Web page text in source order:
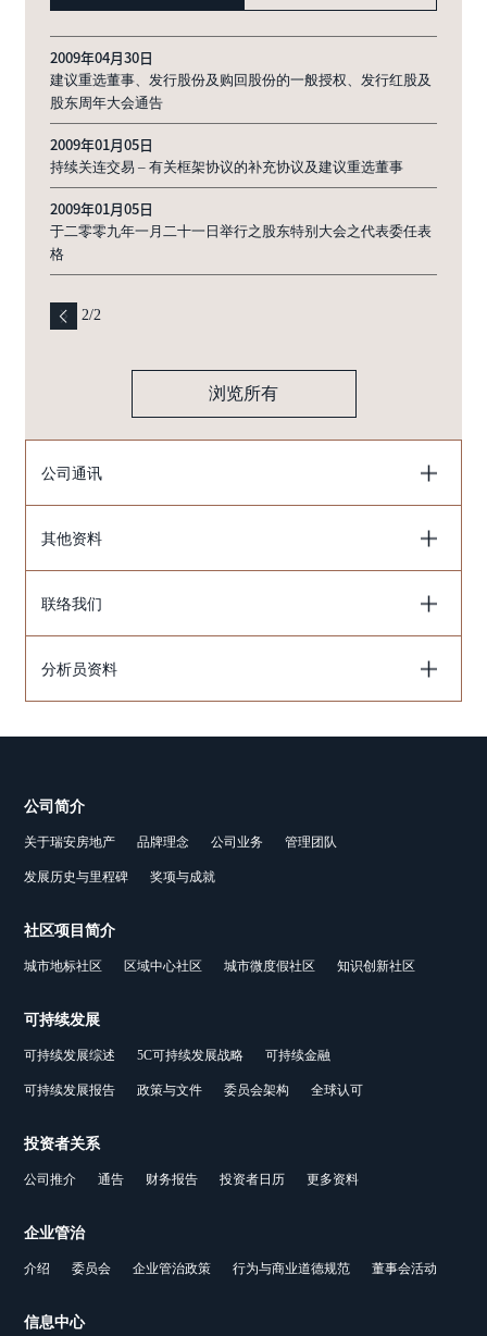
2009年04月30日
建议重选董事、发行股份及购回股份的一般授权、发行红股及
股东周年大会通告
2009年01月05日
持续关连交易 – 有关框架协议的补充协议及建议重选董事
2009年01月05日
于二零零九年一月二十一日举行之股东特别大会之代表委任表
格
2/2
浏览所有
公司通讯
其他资料
联络我们
分析员资料
公司简介
关于瑞安房地产 品牌理念 公司业务 管理团队
发展历史与里程碑 奖项与成就
社区项目简介
城市地标社区 区域中心社区 城市微度假社区 知识创新社区
可持续发展
可持续发展综述 5C可持续发展战略 可持续金融
可持续发展报告 政策与文件 委员会架构 全球认可
投资者关系
公司推介 通告 财务报告 投资者日历 更多资料
企业管治
介绍 委员会 企业管治政策 行为与商业道德规范 董事会活动
信息中心